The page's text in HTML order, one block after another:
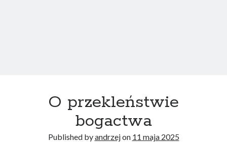
O przekleństwie
bogactwa
Published byandrzejon 11 maja 2025